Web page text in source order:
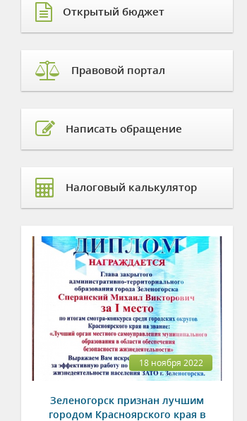
Открытый бюджет
Правовой портал
Написать обращение
Налоговый калькулятор
18 ноября 2022
Зеленогорск признан лучшим
городом Красноярского края в